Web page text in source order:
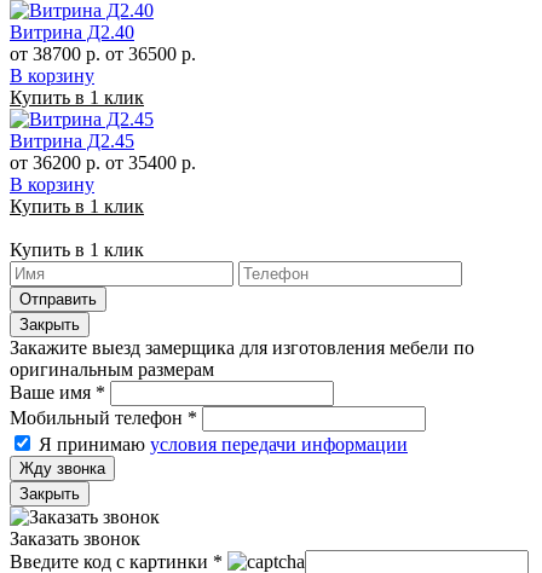
Витрина Д2.40
от 38700 р. от 36500 р.
В корзину
Купить в 1 клик
Витрина Д2.45
от 36200 р. от 35400 р.
В корзину
Купить в 1 клик
Купить в 1 клик
Отправить
Закрыть
Закажите выезд замерщика для изготовления мебели по
оригинальным размерам
Ваше имя *
Мобильный телефон *
Я принимаю условия передачи информации
Жду звонка
Закрыть
Заказать звонок
Введите код с картинки *